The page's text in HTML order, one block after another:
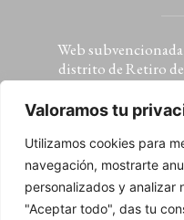
Valoramos tu
Utilizamos cookies para
navegación, mostrarte
personalizados y analizar
"Aceptar todo", das tu
Web
distrito de Retiro
Aviso legal: